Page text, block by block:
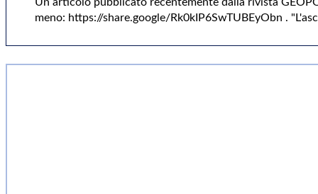
meno: https://share.google/Rk0kIP6SwTUBEyObn .